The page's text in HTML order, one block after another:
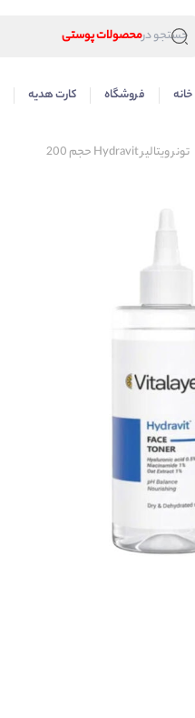
جستجو در محصولات پوستی
محصولات مراقبت مو
لوازم آرایشی
محصولات پوستی
عطر و ادکلن
خانه فروشگاه کارت هدیه
تونر ویتالیر Hydravit حجم 200